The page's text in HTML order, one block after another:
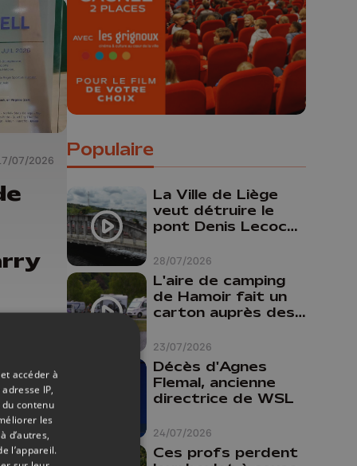
07/2026
gagner chaque semaine !
Populaire
28/07/2026
La Ville de Liège
veut détruire le
pont Denis Lecocq
budget pour le
faire
23/07/2026
L'aire de camping
de Hamoir fait un
carton auprès des
24/07/2026
Décès d'Agnes
Flemal, ancienne
directrice de WSL
Ces profs perdent
accéder à
IP,
contenu
les
d’autres,
l’appareil.